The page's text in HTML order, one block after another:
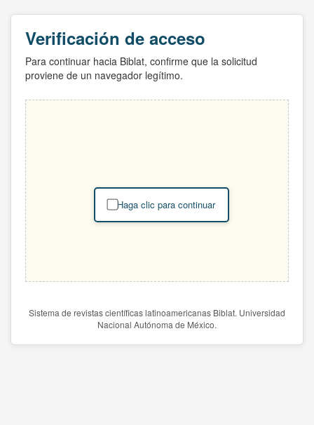
Verificación de acceso
Para continuar hacia Biblat, confirme que la solicitud
proviene de un navegador legítimo.
Haga clic para continuar
Sistema de revistas científicas latinoamericanas Biblat. Universidad
Nacional Autónoma de México.